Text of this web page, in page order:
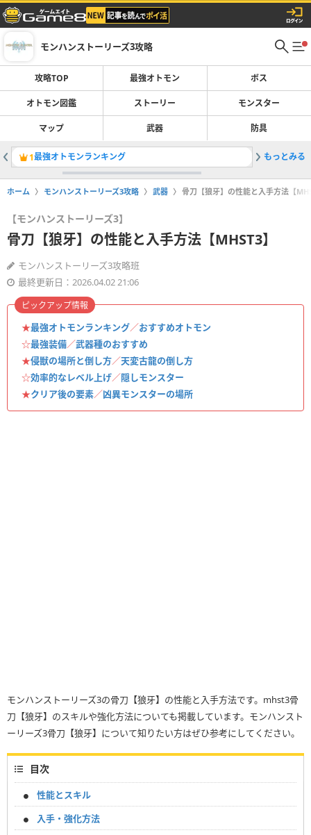
モンハンストーリーズ3攻略
攻略TOP 最強オトモン ボス
オトモン図鑑 ストーリー モンスター
マップ 武器 防具
1最強オトモンランキング 2マギア
もっとみる
ホーム モンハンストーリーズ3攻略 武器 骨刀【狼牙】の性能と入手方法【
【モンハンストーリーズ3】
骨刀【狼牙】の性能と入手方法【MHST3】
モンハンストーリーズ3攻略班
最終更新日：2026.04.02 21:06
★最強オトモンランキング／おすすめオトモン
☆最強装備／武器種のおすすめ
★侵獣の場所と倒し方／天変古龍の倒し方
☆効率的なレベル上げ／隠しモンスター
★クリア後の要素／凶異モンスターの場所
ピックアップ情報
モンハンストーリーズ3の骨刀【狼牙】の性能と入手方法です。mhst3骨
刀【狼牙】のスキルや強化方法についても掲載しています。モンハンスト
ーリーズ3骨刀【狼牙】について知りたい方はぜひ参考にしてください。
目次
性能とスキル
入手・強化方法